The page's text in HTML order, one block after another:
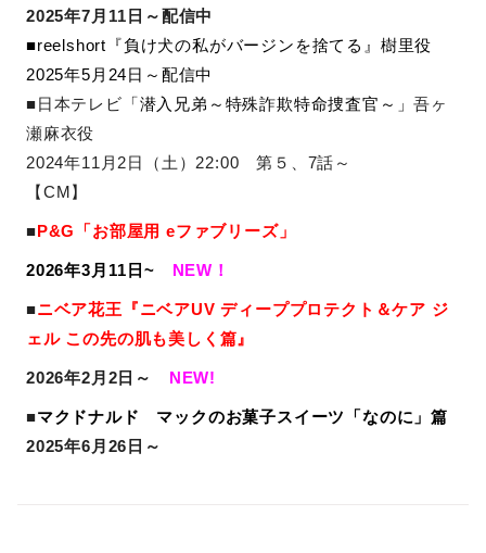
2025年7月11日～配信中
■reelshort『負け犬の私がバージンを捨てる』樹里役
2025年5月24日～配信中
■日本テレビ 「潜入兄弟～特殊詐欺特命捜査官～ 」吾ヶ
瀬麻衣役
2024年11月2日（土）22:00 第５、7話～
【CM】
■P&G「お部屋用 eファブリーズ」
2026年3月11日~ NEW！
■ニベア花王『ニベアUV ディーププロテクト＆ケア ジ
ェル この先の肌も美しく篇 』
2026年2月2日～ NEW!
■マクドナルド マックのお菓子スイーツ「なのに」篇
2025年6月26日～